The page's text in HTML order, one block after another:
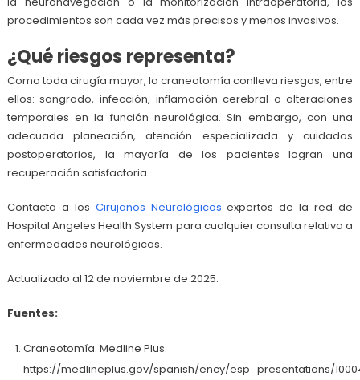
procedimientos son cada vez más precisos y menos invasivos.
¿Qué riesgos representa?
Como toda cirugía mayor, la craneotomía conlleva riesgos, entre
ellos: sangrado, infección, inflamación cerebral o alteraciones
temporales en la función neurológica. Sin embargo, con una
adecuada planeación, atención especializada y cuidados
postoperatorios, la mayoría de los pacientes logran una
recuperación satisfactoria.
Contacta a los Cirujanos Neurológicos expertos de la red de
Hospital Angeles Health System para cualquier consulta relativa a
enfermedades neurológicas.
Actualizado al 12 de noviembre de 2025.
Fuentes:
Craneotomía. Medline Plus.
https://medlineplus.gov/spanish/ency/esp_presentations/